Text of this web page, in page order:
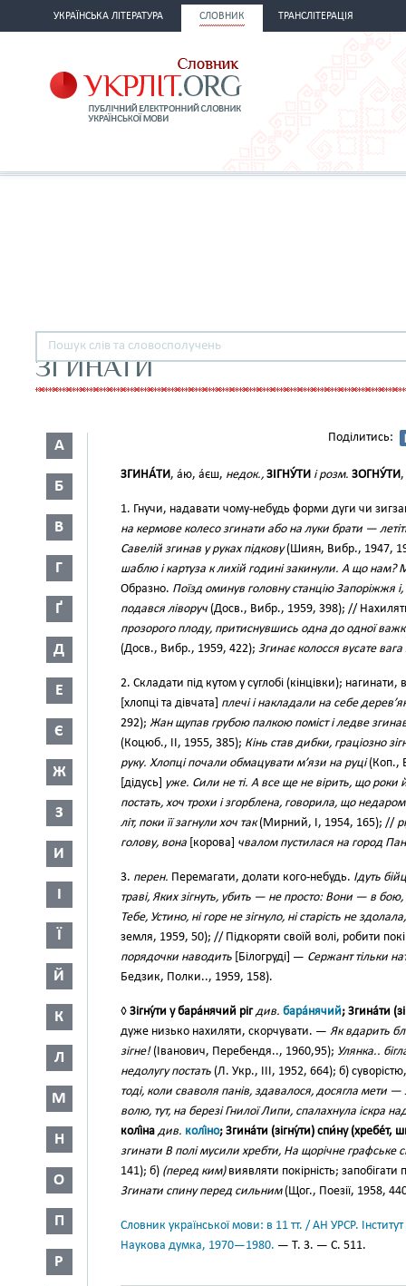
УКРАЇНСЬКА ЛІТЕРАТУРА СЛОВНИК ТРАНСЛІТЕРАЦІЯ
ЗГИНАТИ
А
Б
В
Г
Ґ
Д
Е
Є
Ж
З
И
І
Ї
Й
К
Л
М
Н
О
П
Р
Поділитись:
ЗГИНА́ТИ, а́ю, а́єш, недок., ЗІГНУ́ТИ і розм. ЗОГНУ́ТИ,
1. Гнучи, надавати чому-небудь форми дуги чи
на кермове колесо згинати або на луки брати —
Савелій згинав у руках підкову(Шиян, Вибр., 1947,
шаблю і картуза к лихій годині закинули. А що
Образно. Поїзд оминув головну станцію Запоріжжя
подався ліворуч (Досв., Вибр., 1959, 398); //
прозорого плоду, притиснувшись одна до одної
(Досв., Вибр., 1959, 422); Згинає колосся вусате
2. Складати під кутом у суглобі (кінцівки);
[хлопці та дівчата] плечі і накладали на себе
292); Жан щупав грубою палкою поміст і ледве згинав
(Коцюб., II, 1955, 385); Кінь став дибки, граціозно
руку. Хлопці почали обмацувати м’язи на руці(Коп.,
[дідусь] уже. Сили не ті. А все ще не вірить, що роки
постать, хоч трохи і згорблена, говорила, що
літ, поки її загнули хоч так(Мирний, І, 1954, 165); //
голову, вона [корова] чвалом пустилася на город
3. перен. Перемагати, долати кого-небудь. Ідуть
траві, Яких зігнуть, убить — не просто: Вони — в
Тебе, Устино, ні горе не зігнуло, ні старість не
земля, 1959, 50); // Підкоряти своїй волі, робити
порядочки наводить [Білогруді] — Сержант тільки
Бедзик, Полки.., 1959, 158).
◊ Зігну́ти у бара́нячий ріг див. бара́нячий; Згина́ти
дуже низько нахиляти, скорчувати. — Як вдарить
зігне!(Іванович, Перебендя.., 1960,95); Улянка..
недолугу постать (Л. Укр., III, 1952, 664); б)
тоді, коли сваволя панів, здавалося, досягла мети —
волю, тут, на березі Гнилої Липи, спалахнула іскра
колі́на див. колі́но; Згина́ти (зігну́ти) спи́ну (хребе́т,
згинати В полі мусили хребти, На щорічне графське
141); б) (перед ким)виявляти покірність;
Згинати спину перед сильним(Щог., Поезії, 1958,
Словник української мови: в 11 тт. / АН УРСР.
Наукова думка, 1970—1980. — Т. 3. — С. 511.